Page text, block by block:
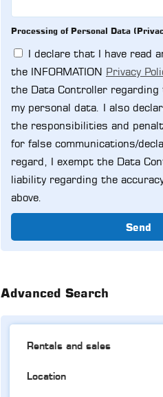
Processing of Personal Data
I declare that I have read
the INFORMATION Privacy
the Data Controller
my personal data. I also
the responsibilities and
for false communications/
regard, I exempt the Data
liability regarding the
above.
Send
Advanced Search
Rentals and sales
Location